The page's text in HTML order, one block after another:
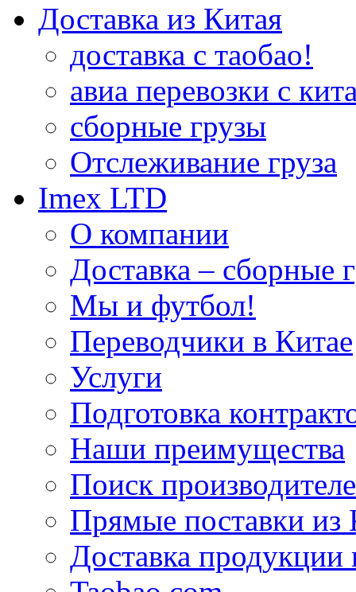
Доставка из Китая
доставка с таобао!
авиа перевозки с
сборные грузы
Отслеживание груза
Imex LTD
О компании
Доставка – сборные
Мы и футбол!
Переводчики в Китае
Услуги
Подготовка
Наши преимущества
Поиск
Прямые поставки из
Доставка продукции